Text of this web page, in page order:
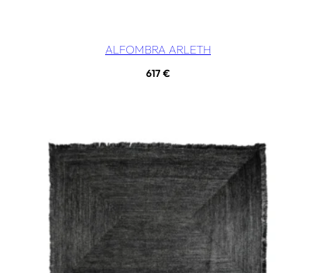
ALFOMBRA ARLETH
617€